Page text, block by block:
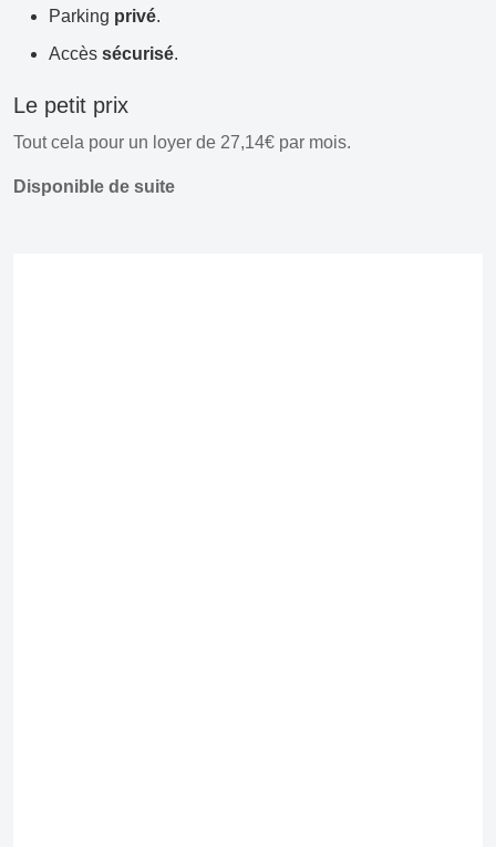
Parking privé.
Accès sécurisé.
Le petit prix
Tout cela pour un loyer de 27,14€ par mois.
Disponible de suite